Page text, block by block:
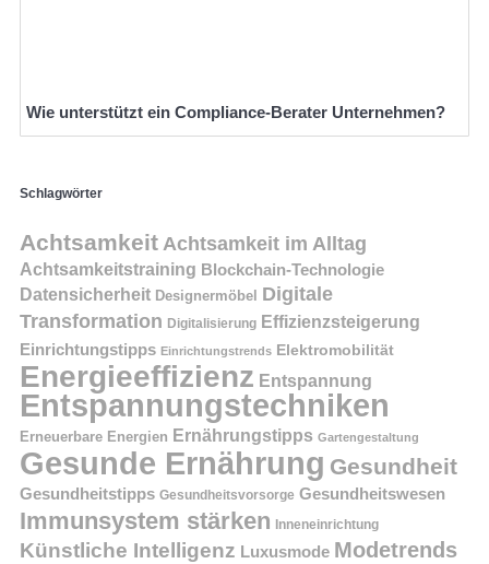
Wie unterstützt ein Compliance-Berater Unternehmen?
Schlagwörter
Achtsamkeit Achtsamkeit im Alltag
Achtsamkeitstraining Blockchain-Technologie
Datensicherheit Designermöbel
Digitale
Transformation Digitalisierung Effizienzsteigerung
Einrichtungstipps Einrichtungstrends Elektromobilität
Energieeffizienz Entspannung
Entspannungstechniken
Erneuerbare Energien Ernährungstipps Gartengestaltung
Gesunde Ernährung Gesundheit
Gesundheitstipps Gesundheitsvorsorge Gesundheitswesen
Immunsystem stärken Inneneinrichtung
Künstliche Intelligenz Luxusmode Modetrends